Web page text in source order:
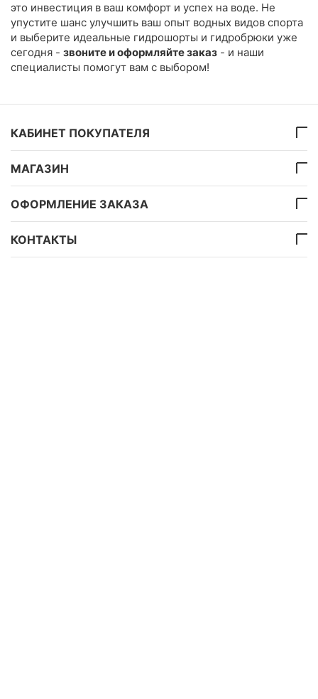
это инвестиция в ваш комфорт и успех на воде. Не
упустите шанс улучшить ваш опыт водных видов спорта
и выберите идеальные гидрошорты и гидробрюки уже
сегодня - звоните и оформляйте заказ - и наши
специалисты помогут вам с выбором!
КАБИНЕТ ПОКУПАТЕЛЯ
МАГАЗИН
ОФОРМЛЕНИЕ ЗАКАЗА
КОНТАКТЫ